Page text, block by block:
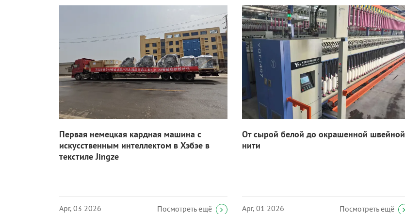
Первая немецкая кардная машина с
искусственным интеллектом в Хэбэе в
текстиле Jingze
Apr, 03 2026 Посмотреть ещё
От сырой белой до окрашенной швейной
нити
Apr, 01 2026 Посмотреть ещё